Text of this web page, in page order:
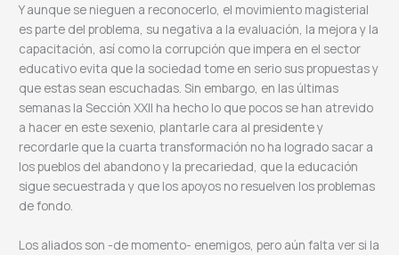
Y aunque se nieguen a reconocerlo, el movimiento magisterial
es parte del problema, su negativa a la evaluación, la mejora y la
capacitación, así como la corrupción que impera en el sector
educativo evita que la sociedad tome en serio sus propuestas y
que estas sean escuchadas. Sin embargo, en las últimas
semanas la Sección XXII ha hecho lo que pocos se han atrevido
a hacer en este sexenio, plantarle cara al presidente y
recordarle que la cuarta transformación no ha logrado sacar a
los pueblos del abandono y la precariedad, que la educación
sigue secuestrada y que los apoyos no resuelven los problemas
de fondo.
Los aliados son -de momento- enemigos, pero aún falta ver si la